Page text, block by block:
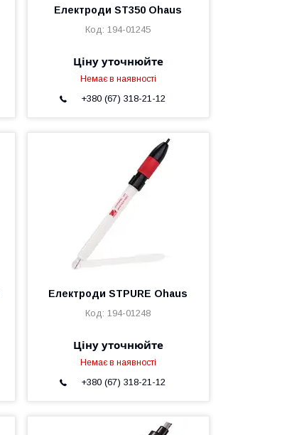
Електроди ST350 Ohaus
194-01245
Ціну уточнюйте
Немає в наявності
+380 (67) 318-21-12
Електроди STPURE Ohaus
194-01248
Ціну уточнюйте
Немає в наявності
+380 (67) 318-21-12